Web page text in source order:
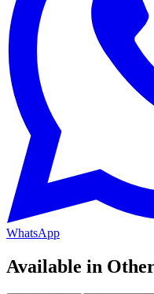
WhatsApp
Available in